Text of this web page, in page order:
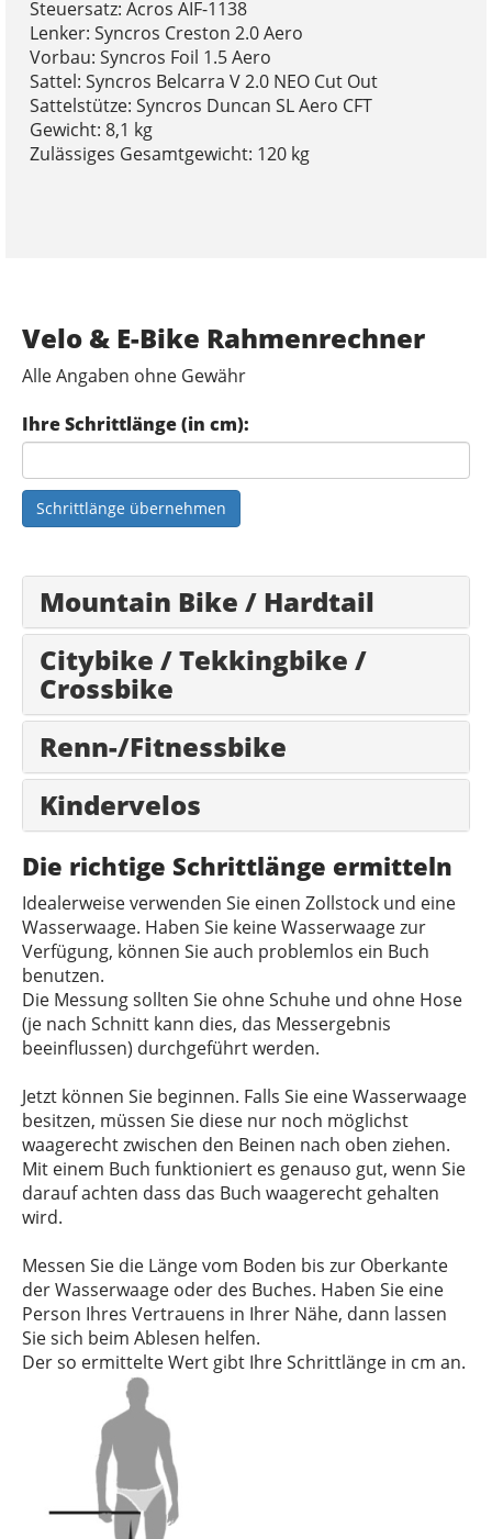
Steuersatz: Acros AIF-1138
Lenker: Syncros Creston 2.0 Aero
Vorbau: Syncros Foil 1.5 Aero
Sattel: Syncros Belcarra V 2.0 NEO Cut Out
Sattelstütze: Syncros Duncan SL Aero CFT
Gewicht: 8,1 kg
Zulässiges Gesamtgewicht: 120 kg
Velo & E-Bike Rahmenrechner
Alle Angaben ohne Gewähr
Ihre Schrittlänge (in cm):
Schrittlänge übernehmen
Mountain Bike / Hardtail
Citybike / Tekkingbike /
Crossbike
Renn-/Fitnessbike
Kindervelos
Die richtige Schrittlänge ermitteln
Idealerweise verwenden Sie einen Zollstock und eine
Wasserwaage. Haben Sie keine Wasserwaage zur
Verfügung, können Sie auch problemlos ein Buch
benutzen.
Die Messung sollten Sie ohne Schuhe und ohne Hose
(je nach Schnitt kann dies, das Messergebnis
beeinflussen) durchgeführt werden.
Jetzt können Sie beginnen. Falls Sie eine Wasserwaage
besitzen, müssen Sie diese nur noch möglichst
waagerecht zwischen den Beinen nach oben ziehen.
Mit einem Buch funktioniert es genauso gut, wenn Sie
darauf achten dass das Buch waagerecht gehalten
wird.
Messen Sie die Länge vom Boden bis zur Oberkante
der Wasserwaage oder des Buches. Haben Sie eine
Person Ihres Vertrauens in Ihrer Nähe, dann lassen
Sie sich beim Ablesen helfen.
Der so ermittelte Wert gibt Ihre Schrittlänge in cm an.